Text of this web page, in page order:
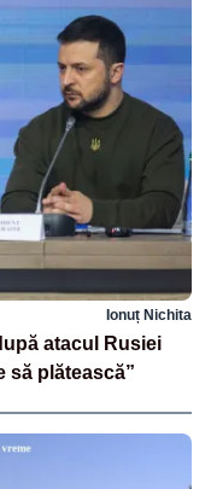
Ionuț Nichita
atacul Rusiei
să plătească”